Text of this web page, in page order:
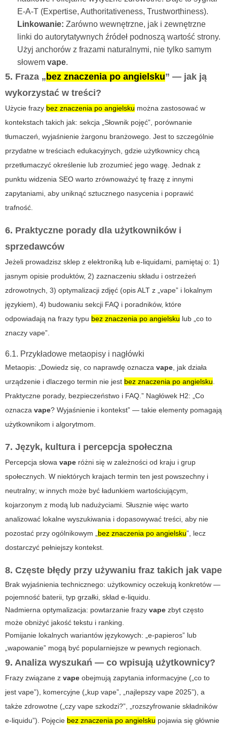
E‑A‑T (Expertise, Authoritativeness, Trustworthiness).
Linkowanie: Zarówno wewnętrzne, jak i zewnętrzne
linki do autorytatywnych źródeł podnoszą wartość strony.
Użyj anchorów z frazami naturalnymi, nie tylko samym
słowem vape.
5. Fraza „ bez znaczenia po angielsku” — jak ją
wykorzystać w treści?
Użycie frazy bez znaczenia po angielsku można zastosować w
kontekstach takich jak: sekcja „Słownik pojęć”, porównanie
tłumaczeń, wyjaśnienie żargonu branżowego. Jest to szczególnie
przydatne w treściach edukacyjnych, gdzie użytkownicy chcą
przetłumaczyć określenie lub zrozumieć jego wagę. Jednak z
punktu widzenia SEO warto zrównoważyć tę frazę z innymi
zapytaniami, aby uniknąć sztucznego nasycenia i poprawić
trafność.
6. Praktyczne porady dla użytkowników i
sprzedawców
Jeżeli prowadzisz sklep z elektroniką lub e‑liquidami, pamiętaj o: 1)
jasnym opisie produktów, 2) zaznaczeniu składu i ostrzeżeń
zdrowotnych, 3) optymalizacji zdjęć (opis ALT z „vape” i lokalnym
językiem), 4) budowaniu sekcji FAQ i poradników, które
odpowiadają na frazy typu bez znaczenia po angielsku lub „co to
znaczy vape”.
6.1. Przykładowe metaopisy i nagłówki
Metaopis: „Dowiedz się, co naprawdę oznacza vape, jak działa
urządzenie i dlaczego termin nie jest bez znaczenia po angielsku.
Praktyczne porady, bezpieczeństwo i FAQ.” Nagłówek H2: „Co
oznacza vape? Wyjaśnienie i kontekst” — takie elementy pomagają
użytkownikom i algorytmom.
7. Język, kultura i percepcja społeczna
Percepcja słowa vape różni się w zależności od kraju i grup
społecznych. W niektórych krajach termin ten jest powszechny i
neutralny; w innych może być ładunkiem wartościującym,
kojarzonym z modą lub nadużyciami. Słusznie więc warto
analizować lokalne wyszukiwania i dopasowywać treści, aby nie
pozostać przy ogólnikowym „bez znaczenia po angielsku”, lecz
dostarczyć pełniejszy kontekst.
8. Częste błędy przy używaniu fraz takich jak vape
Brak wyjaśnienia technicznego: użytkownicy oczekują konkretów —
pojemność baterii, typ grzałki, skład e‑liquidu.
Nadmierna optymalizacja: powtarzanie frazy vape zbyt często
może obniżyć jakość tekstu i ranking.
Pomijanie lokalnych wariantów językowych: „e‑papieros” lub
„wapowanie” mogą być popularniejsze w pewnych regionach.
9. Analiza wyszukań — co wpisują użytkownicy?
Frazy związane z vape obejmują zapytania informacyjne („co to
jest vape”), komercyjne („kup vape”, „najlepszy vape 2025”), a
także zdrowotne („czy vape szkodzi?”, „rozszyfrowanie składników
e‑liquidu”). Pojęcie bez znaczenia po angielsku pojawia się głównie